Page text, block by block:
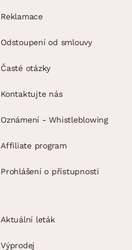
Reklamace
Odstoupení od smlouvy
Časté otázky
Kontaktujte nás
Oznámení - Whistleblowing
Affiliate program
Prohlášení o přístupnosti
Aktuální leták
Výprodej